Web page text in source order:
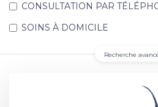
CONSULTATION PAR
SOINS À DOMICILE
Recherche